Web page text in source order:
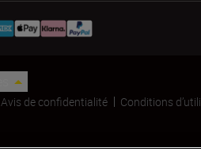
Avis de confidentialité Conditions